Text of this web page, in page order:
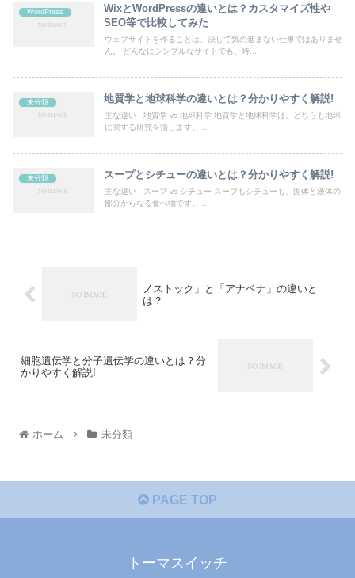
WordPress
WixとWordPressの違いとは？カスタマイズ性や
SEO等で比較してみた
ウェブサイトを作ることは、決して気の進まない仕事ではありませ
ん。 どんなにシンプルなサイトでも、時...
未分類 地質学と地球科学の違いとは？分かりやすく解説!
主な違い - 地質学 vs 地球科学 地質学と地球科学は、どちらも地球
に関する研究を指します。 ...
未分類 スープとシチューの違いとは？分かりやすく解説!
主な違い - スープ vs シチュー スープもシチューも、固体と液体の
部分からなる食べ物です。 ...
ノストック」と「アナベナ」の違いと
は？
細胞遺伝学と分子遺伝学の違いとは？分
かりやすく解説!
ホーム 未分類
PAGE TOP
トーマスイッチ